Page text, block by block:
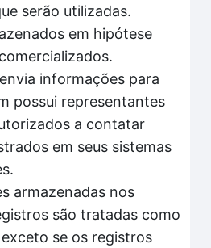
serão utilizadas.
em hipótese
informações para
possui representantes
a contatar
em seus sistemas
armazenadas nos
são tratadas como
se os registros